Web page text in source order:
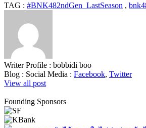
TAG : #BNK482ndGen_LastSeason ,
Writer Profile : bobbidi boo
Blog : Social Media : Facebook, Twitter
View all post
Founding Sponsors